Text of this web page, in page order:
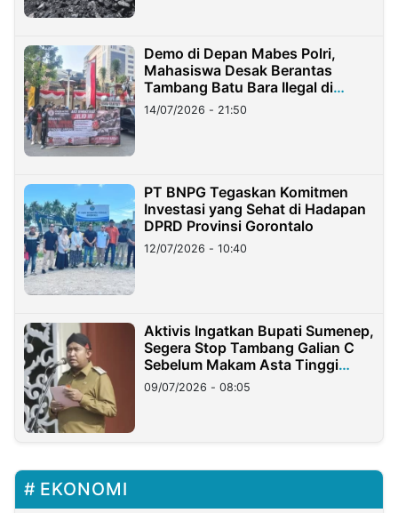
Demo di Depan Mabes Polri,
Mahasiswa Desak Berantas
Tambang Batu Bara Ilegal di
Lampung
14/07/2026 - 21:50
PT BNPG Tegaskan Komitmen
Investasi yang Sehat di Hadapan
DPRD Provinsi Gorontalo
12/07/2026 - 10:40
Aktivis Ingatkan Bupati Sumenep,
Segera Stop Tambang Galian C
Sebelum Makam Asta Tinggi
Longsor
09/07/2026 - 08:05
EKONOMI